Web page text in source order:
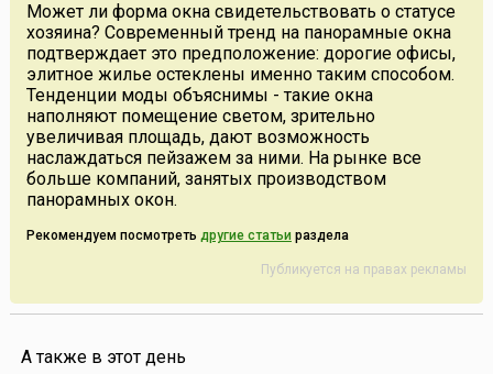
Может ли форма окна свидетельствовать о статусе
хозяина? Современный тренд на панорамные окна
подтверждает это предположение: дорогие офисы,
элитное жилье остеклены именно таким способом.
Тенденции моды объяснимы - такие окна
наполняют помещение светом, зрительно
увеличивая площадь, дают возможность
наслаждаться пейзажем за ними. На рынке все
больше компаний, занятых производством
панорамных окон.
Рекомендуем посмотреть другие статьи раздела
Публикуется на правах рекламы
А также в этот день